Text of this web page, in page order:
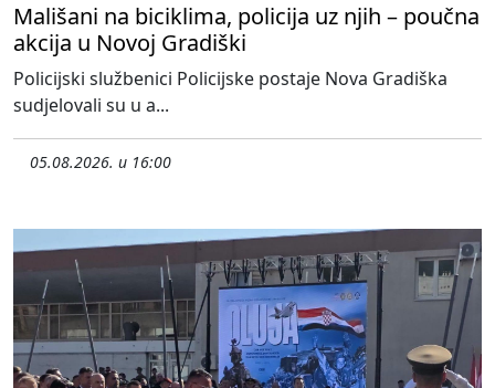
Mališani na biciklima, policija uz njih – poučna
akcija u Novoj Gradiški
Policijski službenici Policijske postaje Nova Gradiška
sudjelovali su u a...
05.08.2026. u 16:00